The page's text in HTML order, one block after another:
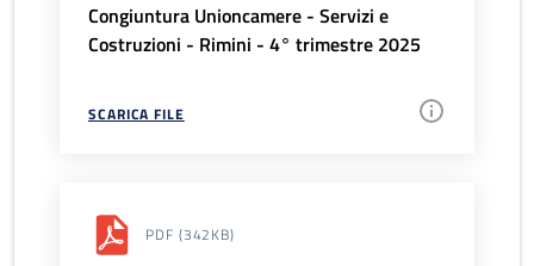
Congiuntura Unioncamere - Servizi e
Costruzioni - Rimini - 4° trimestre 2025
SCARICA FILE
PDF (342KB)